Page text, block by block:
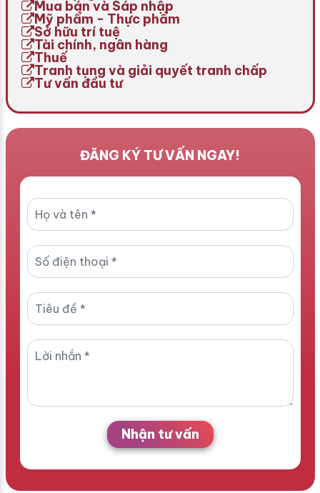
Mua bán và Sáp nhập
Mỹ phẩm - Thực phẩm
Sở hữu trí tuệ
Tài chính, ngân hàng
Thuế
Tranh tụng và giải quyết tranh chấp
Tư vấn đầu tư
ĐĂNG KÝ TƯ VẤN NGAY!
Nhận tư vấn